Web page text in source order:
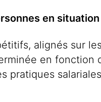
en
alignés sur
en
pratiques